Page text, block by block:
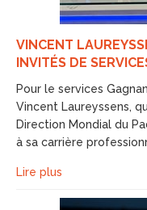
VINCENT
INVITÉS DE
Pour le services
Vincent Laureyssens,
Direction Mondial du
à sa carrière
Lire plus